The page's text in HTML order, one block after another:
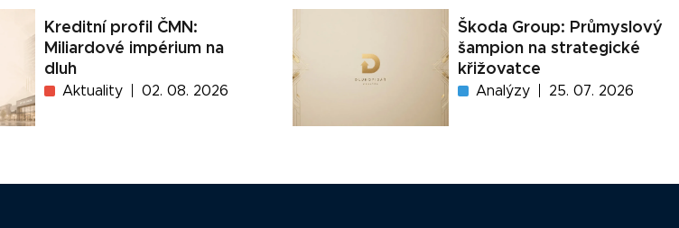
Kreditní profil ČMN:
Miliardové impérium na
dluh
Aktuality 02. 08. 2026
Škoda Group: Průmyslový
šampion na strategické
křižovatce
Analýzy 25. 07. 2026